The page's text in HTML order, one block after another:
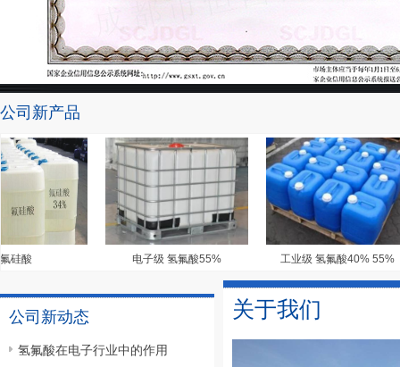
公司新产品
酸 电子级 氢氟酸55% 工业级 氢氟酸40% 55%
公司新动态
氢氟酸在电子行业中的作用
关于我们